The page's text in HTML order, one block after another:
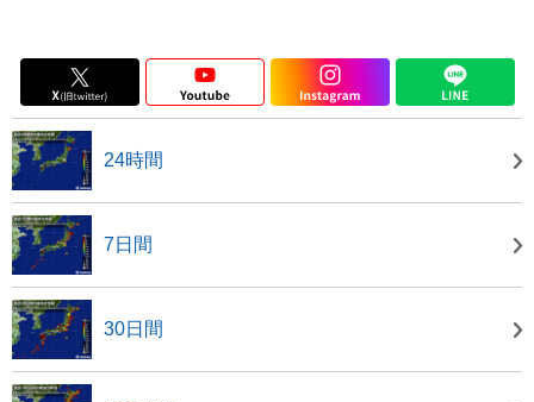
24時間
7日間
30日間